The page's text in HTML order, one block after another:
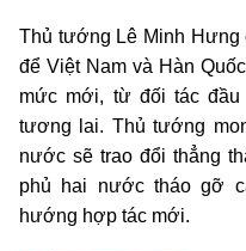
Thủ tướng Lê Minh Hưng
để Việt Nam và Hàn
mức mới, từ đối tác
tương lai. Thủ tướng
nước sẽ trao đổi thẳng
phủ hai nước tháo gỡ
hướng hợp tác mới.